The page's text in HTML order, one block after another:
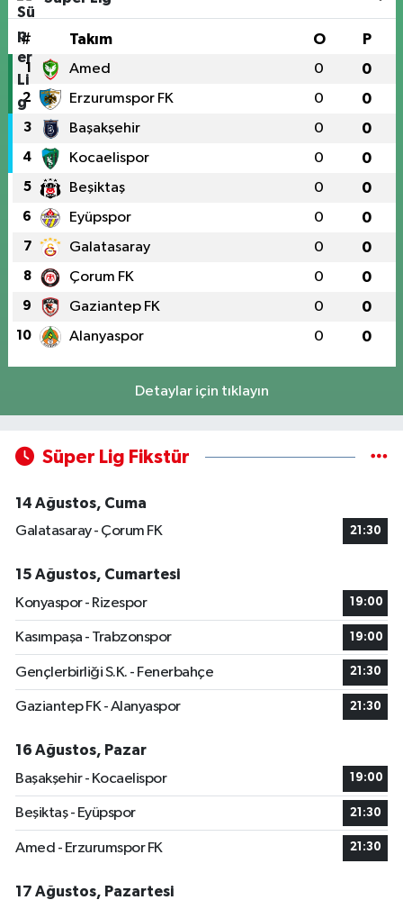
# Takım O P
1 Amed 0 0
2 Erzurumspor FK 0 0
3 Başakşehir 0 0
4 Kocaelispor 0 0
5 Beşiktaş 0 0
6 Eyüpspor 0 0
7 Galatasaray 0 0
8 Çorum FK 0 0
9 Gaziantep FK 0 0
10 Alanyaspor 0 0
Detaylar için tıklayın
Süper Lig Fikstür
14 Ağustos, Cuma
Galatasaray - Çorum FK
21:30
15 Ağustos, Cumartesi
Konyaspor - Rizespor
19:00
Kasımpaşa - Trabzonspor 19:00
Gençlerbirliği S.K. - Fenerbahçe 21:30
Gaziantep FK - Alanyaspor 21:30
16 Ağustos, Pazar
Başakşehir - Kocaelispor
19:00
Beşiktaş - Eyüpspor 21:30
Amed - Erzurumspor FK 21:30
17 Ağustos, Pazartesi